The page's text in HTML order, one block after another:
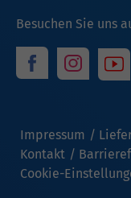
Besuchen Sie uns
Impressum
Kontakt
Cookie-